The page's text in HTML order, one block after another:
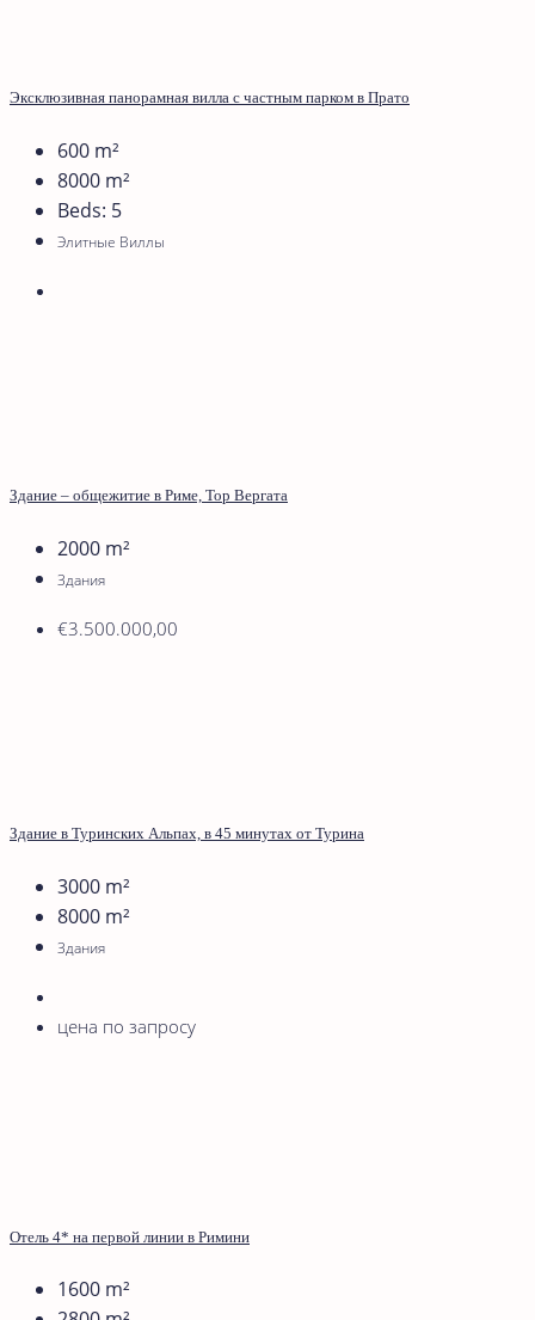
Эксклюзивная панорамная вилла с частным парком в Прато
600 m²
8000 m²
Beds: 5
Элитные Виллы
Здание – общежитие в Риме, Тор Вергата
2000 m²
Здания
€3.500.000,00
Здание в Туринских Альпах, в 45 минутах от Турина
3000 m²
8000 m²
Здания
цена по запросу
Отель 4* на первой линии в Римини
1600 m²